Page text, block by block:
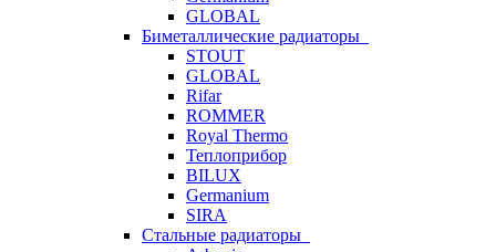
GLOBAL
Биметаллические радиаторы
STOUT
GLOBAL
Rifar
ROMMER
Royal Thermo
Теплоприбор
BILUX
Germanium
SIRA
Стальные радиаторы